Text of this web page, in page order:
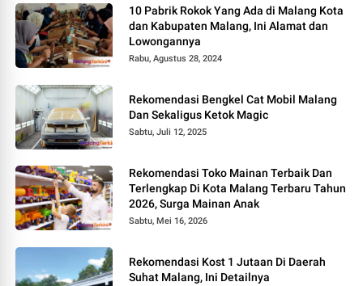
10 Pabrik Rokok Yang Ada di Malang Kota
dan Kabupaten Malang, Ini Alamat dan
Lowongannya
Rabu, Agustus 28, 2024
Rekomendasi Bengkel Cat Mobil Malang
Dan Sekaligus Ketok Magic
Sabtu, Juli 12, 2025
Rekomendasi Toko Mainan Terbaik Dan
Terlengkap Di Kota Malang Terbaru Tahun
2026, Surga Mainan Anak
Sabtu, Mei 16, 2026
Rekomendasi Kost 1 Jutaan Di Daerah
Suhat Malang, Ini Detailnya